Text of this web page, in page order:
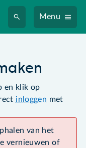
Menu
en klik op
inloggen met
van het
vernieuwen of